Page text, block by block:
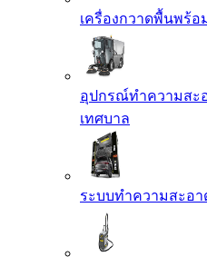
เครื่องกวาดพื้นพร้อ
อุปกรณ์ทำความสะ
เทศบาล
ระบบทำความสะอ